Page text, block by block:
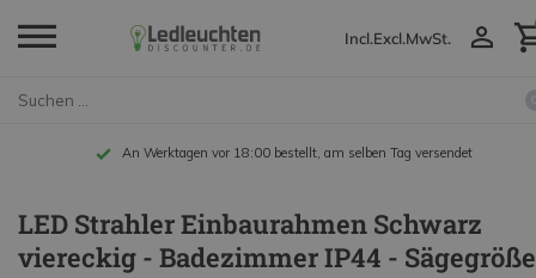
Incl.Excl.MwSt.
An Werktagen vor 18:00 bestellt, am selben Tag versendet
LED Strahler Einbaurahmen Schwarz
viereckig - Badezimmer IP44 - Sägegröße